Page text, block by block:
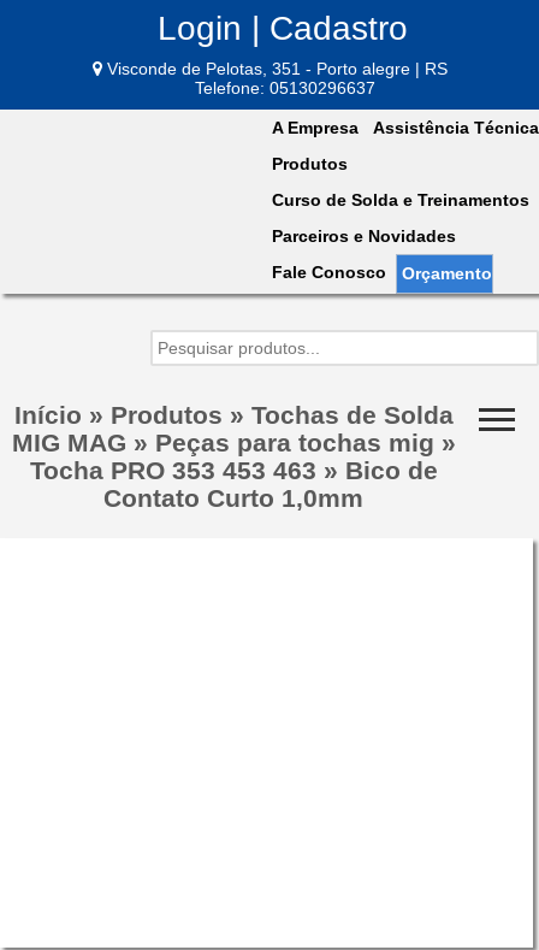
Login | Cadastro
Visconde de Pelotas, 351 - Porto alegre | RS
Telefone: 05130296637
A Empresa
Assistência Técnica
Produtos
Curso de Solda e Treinamentos
Parceiros e Novidades
Fale Conosco
Orçamento
Início » Produtos » Tochas de Solda
MIG MAG » Peças para tochas mig »
Tocha PRO 353 453 463 » Bico de
Contato Curto 1,0mm